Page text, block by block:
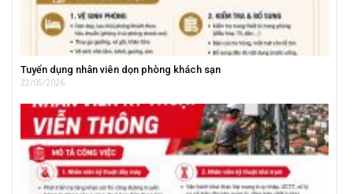
Tuyển dụng nhân viên dọn phòng khách sạn
22/05/2026